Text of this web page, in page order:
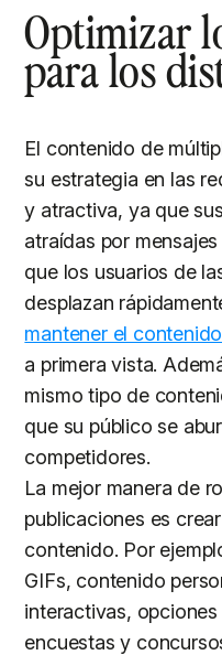
Optimizar
para los
El contenido de
su estrategia en las
y atractiva, ya que
atraídas por
que los usuarios de
desplazan
mantener el
a primera vista.
mismo tipo de
que su público se
competidores.
La mejor manera de
publicaciones es
contenido. Por
GIFs, contenido
interactivas,
encuestas y